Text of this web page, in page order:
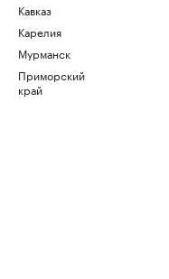
Кавказ
Карелия
Мурманск
Приморский
край